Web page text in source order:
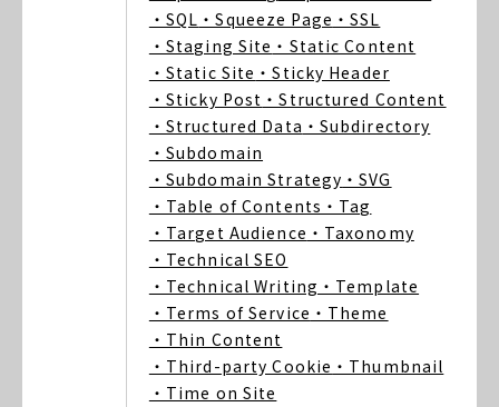
・SQL ・Squeeze Page ・SSL
・Staging Site ・Static Content
・Static Site ・Sticky Header
・Sticky Post ・Structured Content
・Structured Data ・Subdirectory
・Subdomain
・Subdomain Strategy ・SVG
・Table of Contents ・Tag
・Target Audience ・Taxonomy
・Technical SEO
・Technical Writing ・Template
・Terms of Service ・Theme
・Thin Content
・Third-party Cookie ・Thumbnail
・Time on Site